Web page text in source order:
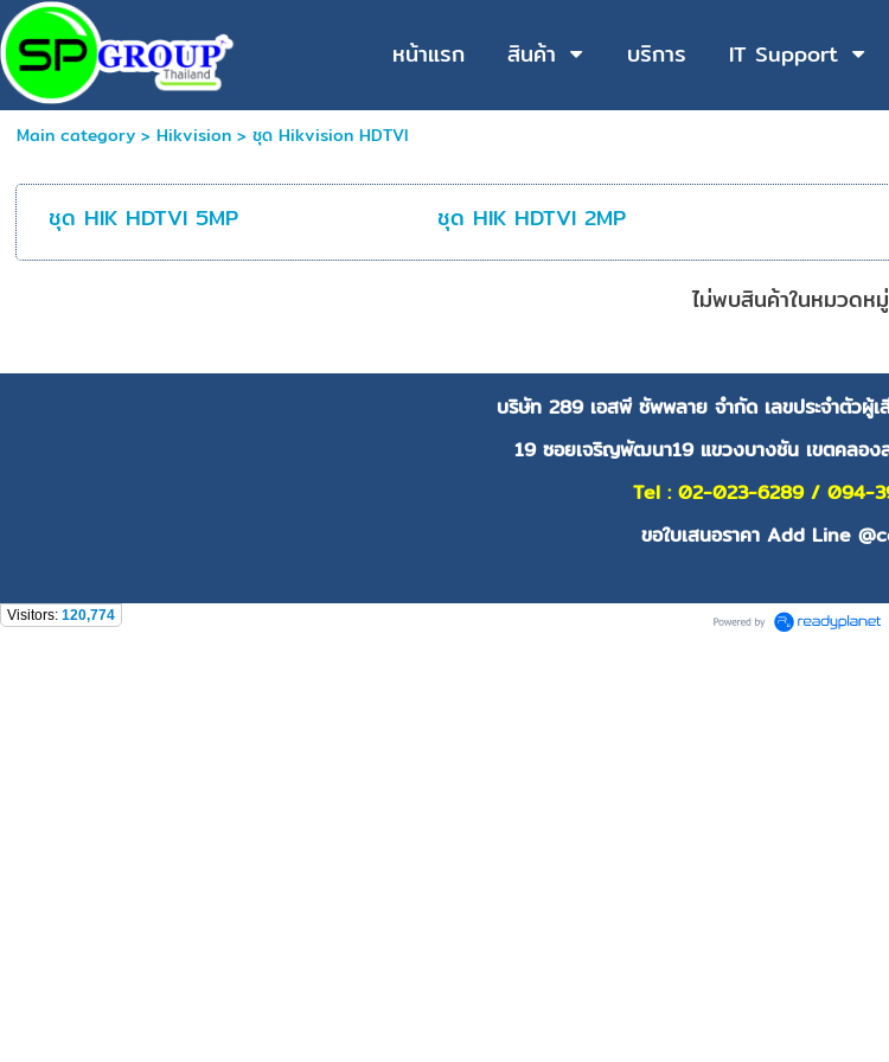
หน้าแรก สินค้า บริการ IT Support
Main category> Hikvision> ชุด Hikvision HDTVI
ชุด HIK HDTVI 5MP ชุด HIK HDTVI 2MP
ไม่พบสินค้าในหมวดห
บริษัท 289 เอสพี ซัพพลาย จำกัด เลขประจำตัวผู้
19 ซอยเจริญพัฒนา19 แขวงบางชัน เขตคลอง
Tel : 02-023-6289 / 094-
ขอใบเสนอราคา Add Line
Visitors: 120,774